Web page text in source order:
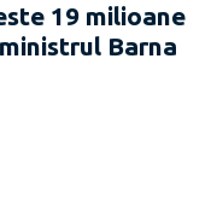
19 milioane
Barna